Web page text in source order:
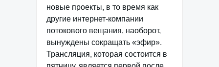
новые проекты, в то время как
другие интернет-компании
потокового вещания, наоборот,
вынуждены сокращать «эфир».
Трансляция, которая состоится в